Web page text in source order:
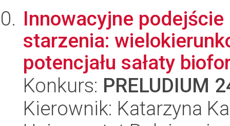
Innowacyjne
starzenia:
potencjału sałaty
Konkurs: PRELUDIUM
Kierownik: Katarzyna